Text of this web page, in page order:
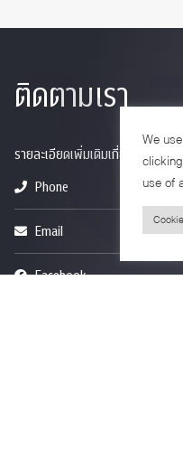
ติดตามเรา
รายละเอียดเพิ่มเติมเกี่ยวกับคณะ
Phone
Email
Facebook
We
use of